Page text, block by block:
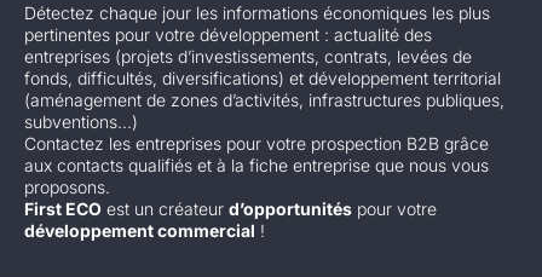
Détectez chaque jour les informations économiques les plus
pertinentes pour votre développement : actualité des
entreprises (projets d’investissements, contrats, levées de
fonds, difficultés, diversifications) et développement territorial
(aménagement de zones d’activités, infrastructures publiques,
subventions...)
Contactez les entreprises pour votre prospection B2B grâce
aux contacts qualifiés et à la fiche entreprise que nous vous
proposons.
First ECO est un créateur d’opportunités pour votre
développement commercial !